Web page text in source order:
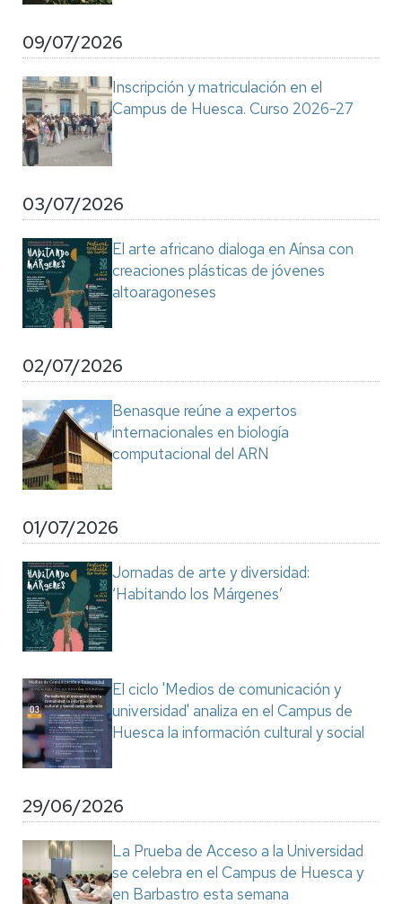
09/07/2026
Inscripción y matriculación en el
Campus de Huesca. Curso 2026-27
03/07/2026
El arte africano dialoga en Aínsa con
creaciones plásticas de jóvenes
altoaragoneses
02/07/2026
Benasque reúne a expertos
internacionales en biología
computacional del ARN
01/07/2026
Jornadas de arte y diversidad:
‘Habitando los Márgenes’
El ciclo 'Medios de comunicación y
universidad' analiza en el Campus de
Huesca la información cultural y social
29/06/2026
La Prueba de Acceso a la Universidad
se celebra en el Campus de Huesca y
en Barbastro esta semana